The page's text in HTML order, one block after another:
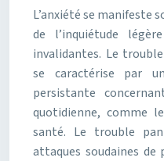
L’anxiété se manifeste
de l’inquiétude
invalidantes. Le
se caractérise par
persistante
quotidienne, comme
santé. Le trouble
attaques soudaines de